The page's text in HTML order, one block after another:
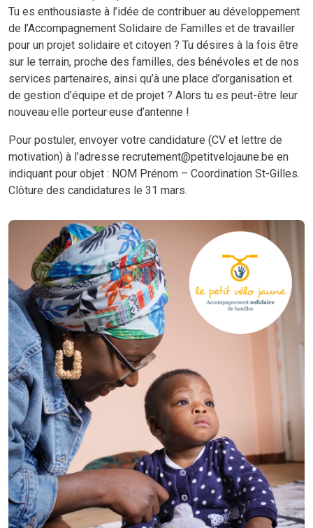
Tu es enthousiaste à l’idée de contribuer au développement
de l’Accompagnement Solidaire de Familles et de travailler
pour un projet solidaire et citoyen ? Tu désires à la fois être
sur le terrain, proche des familles, des bénévoles et de nos
services partenaires, ainsi qu’à une place d’organisation et
de gestion d’équipe et de projet ? Alors tu es peut-être leur
nouveau·elle porteur·euse d’antenne !
Pour postuler, envoyer votre candidature (CV et lettre de
motivation) à l’adresse recrutement@petitvelojaune.be en
indiquant pour objet : NOM Prénom – Coordination St-Gilles.
Clôture des candidatures le 31 mars.